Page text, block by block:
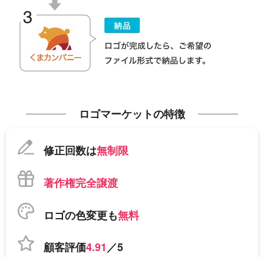
ロゴマーケットの特徴
修正回数は無制限
著作権完全譲渡
ロゴの色変更も無料
顧客評価4.91／5